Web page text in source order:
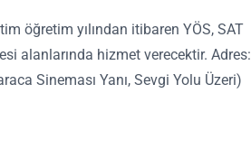
öğretim yılından itibaren YÖS, SAT
alanlarında hizmet verecektir. Adres:
Sineması Yanı, Sevgi Yolu Üzeri)